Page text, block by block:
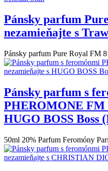
Pánsky parfum
nezamieňajte s
Pánsky parfum Pure Royal FM
Pánsky parfum s
PHEROMONE FM
HUGO BOSS Boss
50ml 20% Parfum Feromóny